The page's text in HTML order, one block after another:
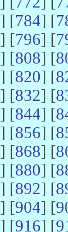
] [784] [
] [796] [
] [808] [
] [820] [
] [832] [
] [844] [
] [856] [
] [868] [
] [880] [
] [892] [
] [904] [
] [916] [